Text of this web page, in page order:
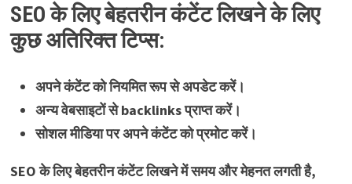
SEO के लिए बेहतरीन कंटेंट लिखने के लिए
कुछ अतिरिक्त टिप्स:
अपने कंटेंट को नियमित रूप से अपडेट करें।
अन्य वेबसाइटों से backlinks प्राप्त करें।
सोशल मीडिया पर अपने कंटेंट को प्रमोट करें।
SEO के लिए बेहतरीन कंटेंट लिखने में समय और मेहनत लगती है,